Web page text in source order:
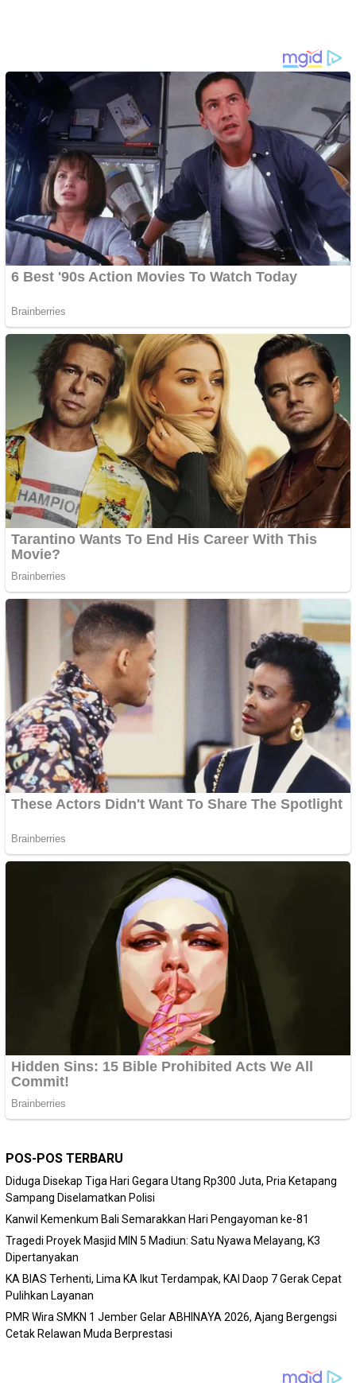
POS-POS TERBARU
Diduga Disekap Tiga Hari Gegara Utang Rp300 Juta, Pria Ketapang
Sampang Diselamatkan Polisi
Kanwil Kemenkum Bali Semarakkan Hari Pengayoman ke-81
Tragedi Proyek Masjid MIN 5 Madiun: Satu Nyawa Melayang, K3
Dipertanyakan
KA BIAS Terhenti, Lima KA Ikut Terdampak, KAI Daop 7 Gerak Cepat
Pulihkan Layanan
PMR Wira SMKN 1 Jember Gelar ABHINAYA 2026, Ajang Bergengsi
Cetak Relawan Muda Berprestasi